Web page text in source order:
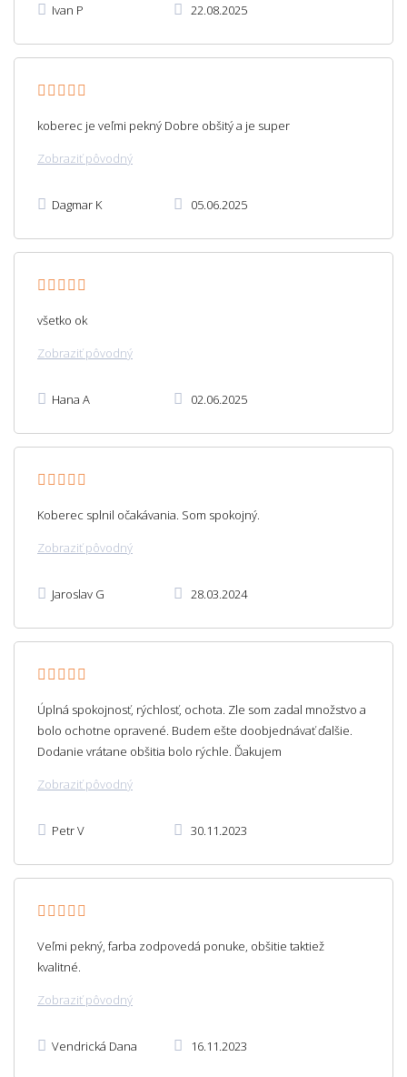
Ivan P 22.08.2025
koberec je veľmi pekný Dobre obšitý a je super
Zobraziť pôvodný
Dagmar K 05.06.2025
všetko ok
Zobraziť pôvodný
Hana A 02.06.2025
Koberec splnil očakávania. Som spokojný.
Zobraziť pôvodný
Jaroslav G 28.03.2024
Úplná spokojnosť, rýchlosť, ochota. Zle som zadal množstvo a
bolo ochotne opravené. Budem ešte doobjednávať ďalšie.
Dodanie vrátane obšitia bolo rýchle. Ďakujem
Zobraziť pôvodný
Petr V 30.11.2023
Veľmi pekný, farba zodpovedá ponuke, obšitie taktiež
kvalitné.
Zobraziť pôvodný
Vendrická Dana 16.11.2023